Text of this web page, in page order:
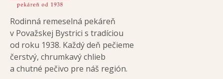
Rodinná remeselná pekáreň
v Považskej Bystrici s tradíciou
od roku 1938. Každý deň pečieme
čerstvý, chrumkavý chlieb
a chutné pečivo pre náš región.